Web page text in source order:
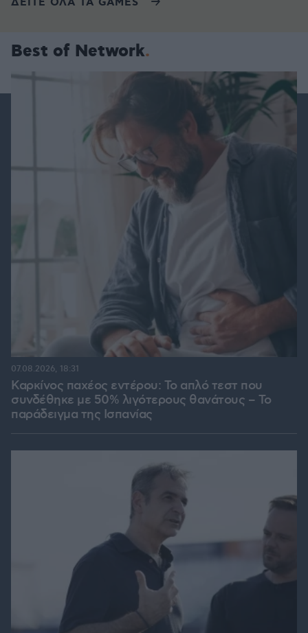
Best of Network
Καρκίνος παχέος εντέρου: Το απλό τεστ που
συνδέθηκε με 50% λιγότερους θανάτους – Το
παράδειγμα της Ισπανίας
07.08.2026, 18:31